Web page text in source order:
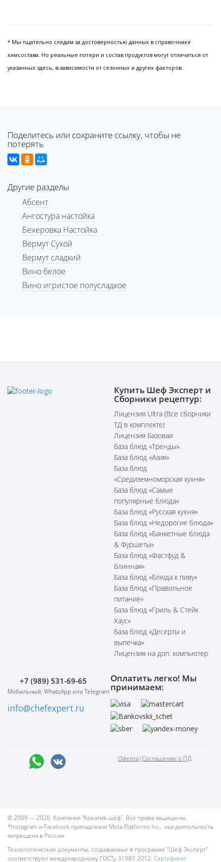
* Мы тщательно следим за достоверностью данных в справочнике
химсостава. Но реальные потери и состав продуктов могут отличаться от
указанных здесь, в-зависимости от сезонных и других факторов.
Поделитесь или сохраните ссылку, чтобы не
потерять
Другие разделы
Абсент
Ангостура настойка
Бехеровка Настойка
Вермут Сухой
Вермут сладкий
Вино белое
Вино игристое полусладкое
Купить Шеф Эксперт и
Сборники рецептур:
Лицензия Ultra (Все сборники
ТД в комплекте)
Лицензия Базовая
База блюд «Тренды»
База блюд «Азия»
База блюд
«Средиземноморская кухня»
База блюд «Самые
популярные блюда»
База блюд «Русская кухня»
База блюд «Недорогие блюда»
База блюд «Банкетные блюда
& Фуршеты»
База блюд «Фастфуд &
Блинная»
База блюд «Блюда к пиву»
База блюд «Правильное
питание»
База блюд «Гриль & Стейк
Хаус»
База блюд «Десерты и
выпечка»
Лицензия на доп. компьютер
+7 (989) 531-69-65
Мобильный, WhatsApp или Telegram
info@chefexpert.ru
Оплатить легко! Мы
принимаем:
Оферта|Соглашение о ПД
© 2009 — 2026. Компания "Креатив-шеф". Все права защищены.
*Instagram и Facebook принадлежат Meta Platforms Inc., чья деятельность
запрещена в России
Технологические документы, создаваемые в программе "Шеф Эксперт"
соответствуют международному ГОСТу 31987-2012. Сертификат